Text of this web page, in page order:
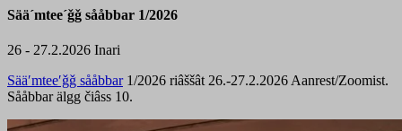
Sää´mtee´ǧǧ sååbbar 1/2026
26 - 27.2.2026 Inari
Sääʹmteeʹǧǧ sååbbar1/2026 riâššât 26.-27.2.2026 Aanrest/Zoomist.
Sååbbar älgg čiâss 10.